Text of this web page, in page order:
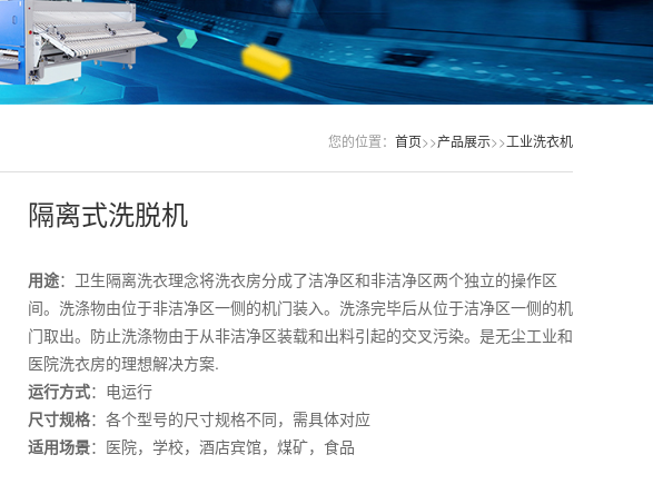
您的位置： 首页>>产品展示>>工业洗衣机
隔离式洗脱机
用途：卫生隔离洗衣理念将洗衣房分成了洁净区和非洁净区两个独立的操作区
间。洗涤物由位于非洁净区一侧的机门装入。洗涤完毕后从位于洁净区一侧的机
门取出。防止洗涤物由于从非洁净区装载和出料引起的交叉污染。是无尘工业和
医院洗衣房的理想解决方案.
运行方式：电运行
尺寸规格：各个型号的尺寸规格不同，需具体对应
适用场景：医院，学校，酒店宾馆，煤矿，食品